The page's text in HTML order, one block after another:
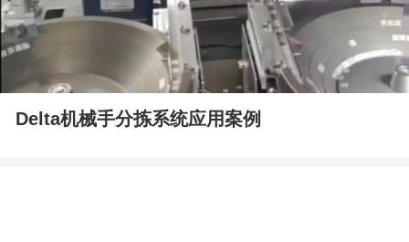
Delta机械手分拣系统应用案例